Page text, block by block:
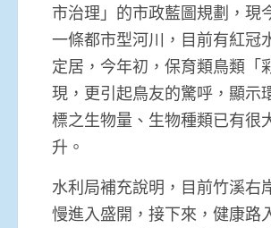
市治理」的市政藍圖規劃，現
一條都市型河川，目前有紅冠
定居，今年初，保育類鳥類「
現，更引起鳥友的驚呼，顯示
標之生物量、生物種類已有很
升。
水利局補充說明，目前竹溪右
慢進入盛開，接下來，健康路